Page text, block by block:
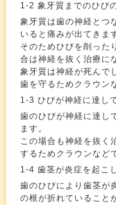
1-2 象牙質までのひび
象牙質は歯の神経とつ
いると痛みが出てきま
そのためひびを削った
合は神経を抜く治療に
象牙質は神経が死んで
歯を守るためクラウン
1-3 ひびが神経に達し
歯のひびが神経に達し
ます。
この場合も神経を抜く
するためクラウンなど
1-4 歯茎が炎症を起こ
歯のひびにより歯茎が
の根が折れていること